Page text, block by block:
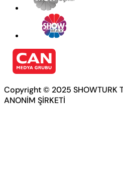
Copyright © 2025 SHOWTURK
ANONİM ŞİRKETİ